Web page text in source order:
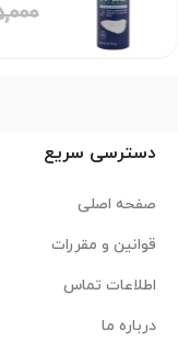
دسترسی سریع
صفحه اصلی
قوانین و مقررات
اطلاعات تماس
درباره ما